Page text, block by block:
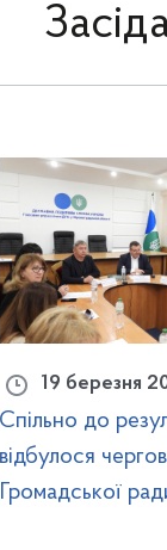
19 березня
Спільно до
відбулося
Громадської